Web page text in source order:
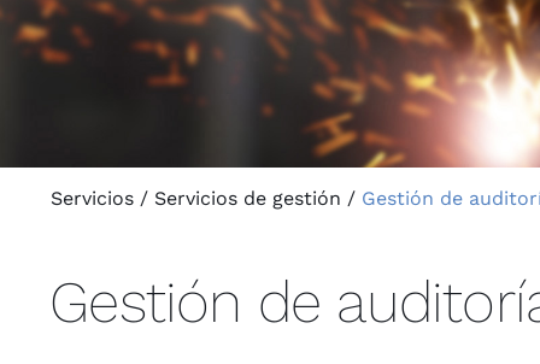
Servicios / Servicios de gestión / Gestión de
Gestión de